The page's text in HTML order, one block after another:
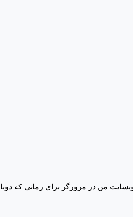
وبسایت من در مرورگر برای زمانی که